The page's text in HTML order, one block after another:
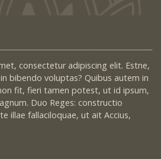
consectetur adipiscing elit. Estne,
bibendo voluptas? Quibus autem in
fit, fieri tamen potest, ut id ipsum,
Duo Reges: constructio
illae fallaciloquae, ut ait Accius,